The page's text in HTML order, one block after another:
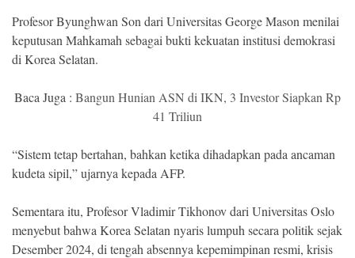
Profesor Byunghwan Son dari Universitas George Mason menilai
keputusan Mahkamah sebagai bukti kekuatan institusi demokrasi
di Korea Selatan.
Baca Juga : Bangun Hunian ASN di IKN, 3 Investor Siapkan Rp
41 Triliun
“Sistem tetap bertahan, bahkan ketika dihadapkan pada ancaman
kudeta sipil,” ujarnya kepada AFP.
Sementara itu, Profesor Vladimir Tikhonov dari Universitas Oslo
menyebut bahwa Korea Selatan nyaris lumpuh secara politik sejak
Desember 2024, di tengah absennya kepemimpinan resmi, krisis